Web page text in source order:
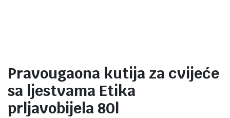
Pravougaona kutija za cvijeće
sa ljestvama Etika
prljavobijela 80l